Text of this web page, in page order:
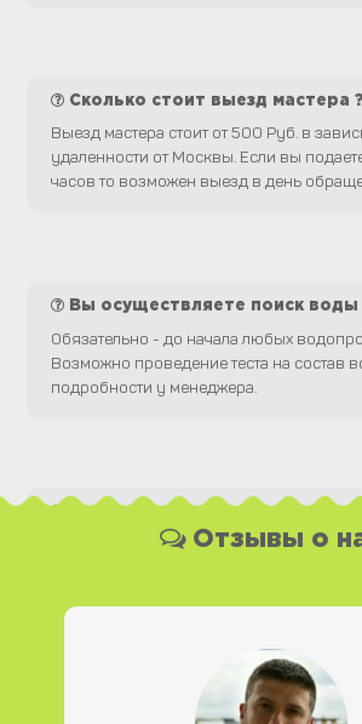
Сколько стоит выезд мастера ?
Выезд мастера стоит от 500 Руб. в
удаленности от Москвы. Если вы
часов то возможен выезд в день
Вы осуществляете поиск воды
Обязательно - до начала любых
Возможно проведение теста на состав
подробности у менеджера.
Вы можете оплатить наши услуги и
работаем с юридическими лицами.
Отзывы о